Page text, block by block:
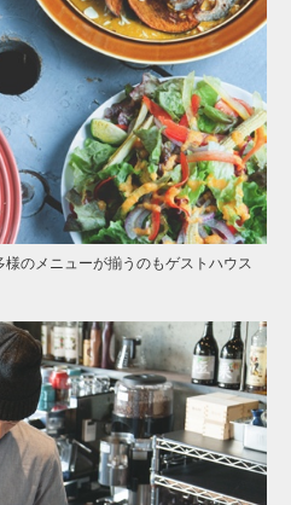
のメニューが揃うのもゲストハウス